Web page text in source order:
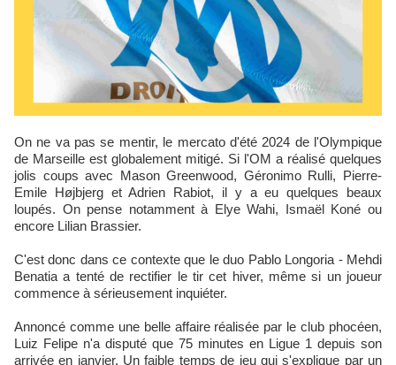
On ne va pas se mentir, le mercato d'été 2024 de l'Olympique
de Marseille est globalement mitigé. Si l'OM a réalisé quelques
jolis coups avec Mason Greenwood, Géronimo Rulli, Pierre-
Emile Højbjerg et Adrien Rabiot, il y a eu quelques beaux
loupés. On pense notamment à Elye Wahi, Ismaël Koné ou
encore Lilian Brassier.
C'est donc dans ce contexte que le duo Pablo Longoria - Mehdi
Benatia a tenté de rectifier le tir cet hiver, même si un joueur
commence à sérieusement inquiéter.
Annoncé comme une belle affaire réalisée par le club phocéen,
Luiz Felipe n'a disputé que 75 minutes en Ligue 1 depuis son
arrivée en janvier. Un faible temps de jeu qui s'explique par un